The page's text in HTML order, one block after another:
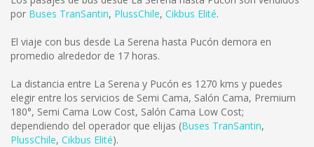
por Buses TranSantin, PlussChile, Cikbus Elité.
El viaje con bus desde La Serena hasta Pucón demora en
promedio alrededor de 17 horas.
La distancia entre La Serena y Pucón es 1270 kms y puedes
elegir entre los servicios de Semi Cama, Salón Cama, Premium
180°, Semi Cama Low Cost, Salón Cama Low Cost;
dependiendo del operador que elijas (Buses TranSantin,
PlussChile, Cikbus Elité).